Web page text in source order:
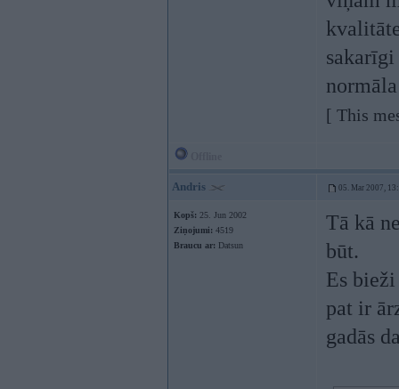
[ This
Andris 05. Mar 2007,
Kopš: 25. Jun 2002
Ziņojumi: 4519
Braucu ar: Datsun
Tā kā
būt.
Es
pat ir
gadās